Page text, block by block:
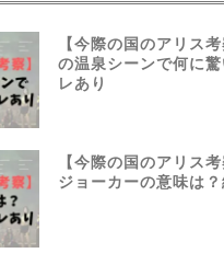
【今際の国のアリス
の温泉シーンで何に
レあり
【今際の国のアリス
ジョーカーの意味は